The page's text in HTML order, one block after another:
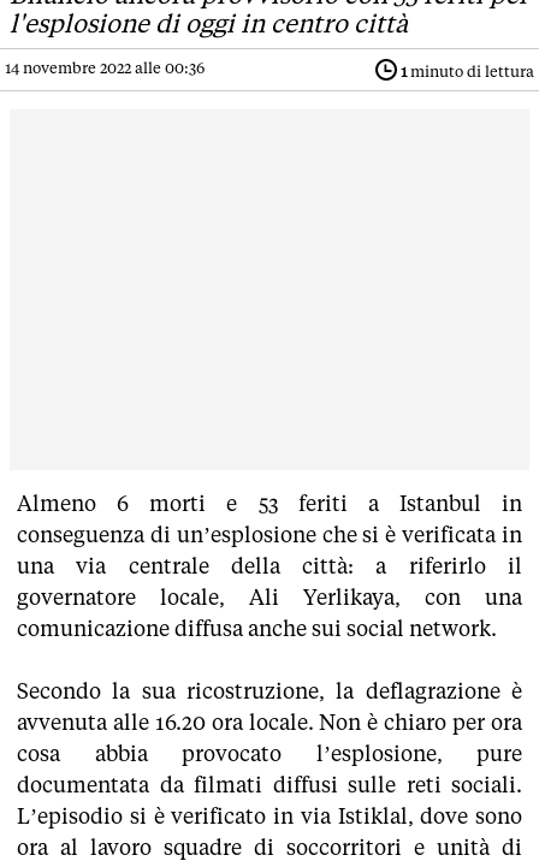
l'esplosione di oggi in centro città
14 novembre 2022 alle 00:36 1 minuto di lettura
Almeno 6 morti e 53 feriti a Istanbul in
conseguenza di un’esplosione che si è verificata in
una via centrale della città: a riferirlo il
governatore locale, Ali Yerlikaya, con una
comunicazione diffusa anche sui social network.
Secondo la sua ricostruzione, la deflagrazione è
avvenuta alle 16.20 ora locale. Non è chiaro per ora
cosa abbia provocato l’esplosione, pure
documentata da filmati diffusi sulle reti sociali.
L’episodio si è verificato in via Istiklal, dove sono
ora al lavoro squadre di soccorritori e unità di